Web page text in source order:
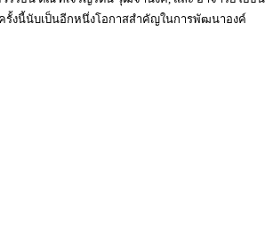
รั้งนี้นับเป็นอีกหนึ่งโอกาสสำคัญในการพัฒนาองค์